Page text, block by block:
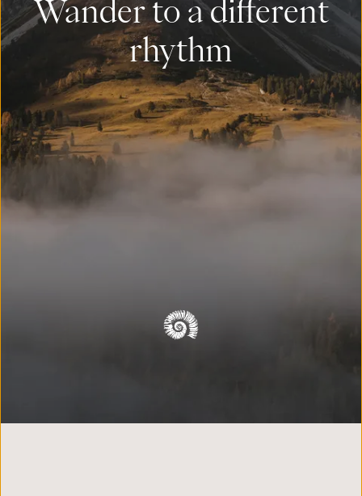
Wander to a different
rhythm